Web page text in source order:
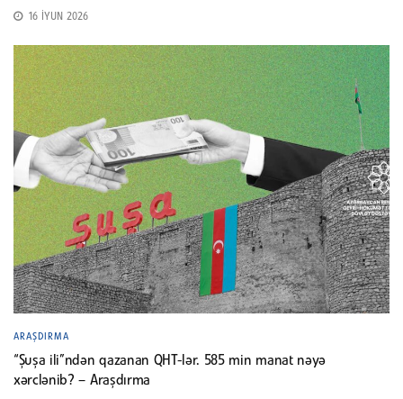
16 İYUN 2026
ARAŞDIRMA
“Şuşa ili”ndən qazanan QHT-lər. 585 min manat nəyə
xərclənib? – Araşdırma